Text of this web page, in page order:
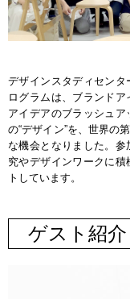
デザインスタディセンタ
ログラムは、ブランドア
アイデアのブラッシュ
の“デザイン”を、世界の
な機会となりました。
究やデザインワークに
トしています。
ゲスト紹介